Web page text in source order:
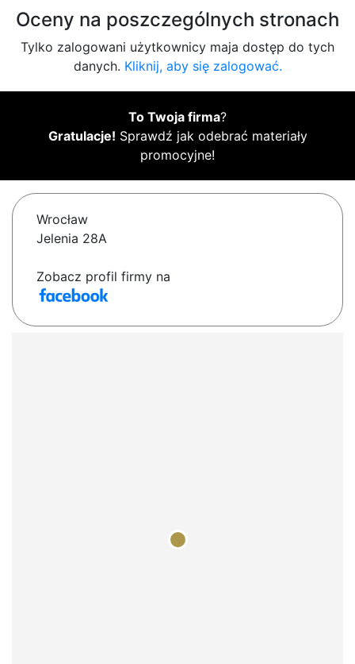
Oceny na poszczególnych stronach
Tylko zalogowani użytkownicy maja dostęp do tych
danych. Kliknij, aby się zalogować.
To Twoja firma?
Gratulacje! Sprawdź jak odebrać materiały
promocyjne!
Wrocław
Jelenia 28A
Zobacz profil firmy na